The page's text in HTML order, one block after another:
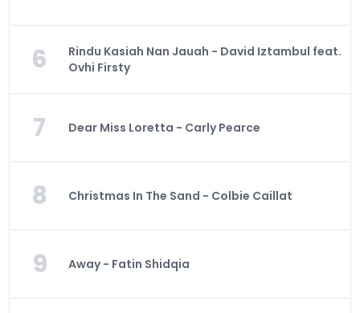
6
Rindu Kasiah Nan Jauah - David Iztambul feat.
Ovhi Firsty
7 Dear Miss Loretta - Carly Pearce
8 Christmas In The Sand - Colbie Caillat
9 Away - Fatin Shidqia